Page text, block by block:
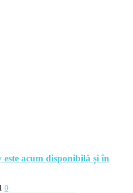
acum disponibilă și în
0